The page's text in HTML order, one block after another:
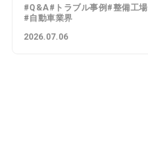
#Q&A#トラブル事例 #整備工場
#自動車業界
2026.07.06